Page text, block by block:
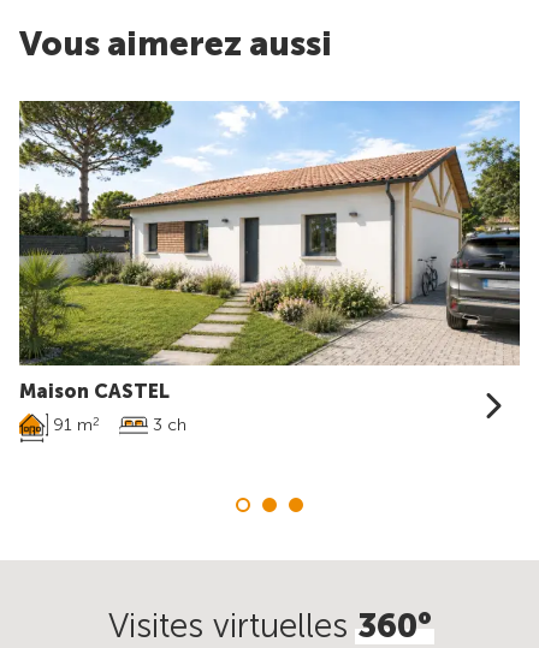
Vous aimerez aussi
Maison CASTEL
91 m2 3 ch
Visites virtuelles360°